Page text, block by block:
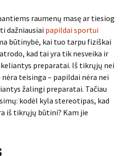
raumenų masę ar tiesiog
dažniausiai papildai sportui
būtinybė, kai tuo tarpu fiziškai
kad tai yra tik nesveika ir
preparatai. Iš tikrųjų nei
teisinga – papildai nėra nei
žalingi preparatai. Tačiau
kodėl kyla stereotipas, kad
iš tikrųjų būtini? Kam jie